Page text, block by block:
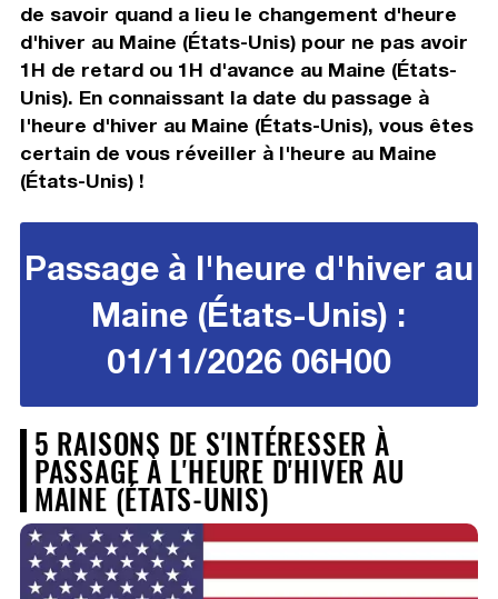
de savoir quand a lieu le changement d'heure
d'hiver au Maine (États-Unis) pour ne pas avoir
1H de retard ou 1H d'avance au Maine (États-
Unis). En connaissant la date du passage à
l'heure d'hiver au Maine (États-Unis), vous êtes
certain de vous réveiller à l'heure au Maine
(États-Unis) !
Passage à l'heure d'hiver au
Maine (États-Unis) :
01/11/2026 06H00
5 RAISONS DE S'INTÉRESSER À
PASSAGE À L'HEURE D'HIVER AU
MAINE (ÉTATS-UNIS)